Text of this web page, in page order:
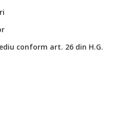
conform art. 26 din H.G.